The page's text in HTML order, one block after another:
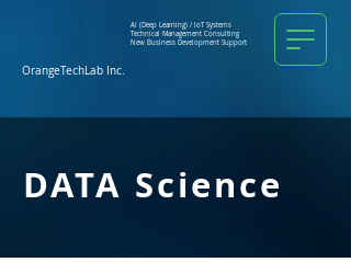
AI (Deep Learning) / IoT Systems
Technical Management Consulting
New Business Development Support
OrangeTechLab Inc.
DATA Science